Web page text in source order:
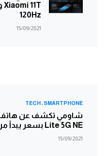
120Hz
15/09/2021
SMARTPHONE
TECH
Lite 5G NE بسعر يبدأ من 369 يورو
15/09/2021